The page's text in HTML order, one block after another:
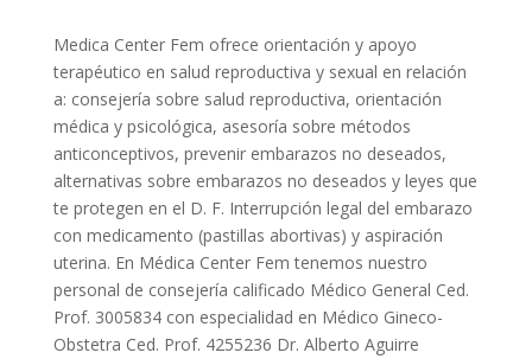
Medica Center Fem ofrece orientación y apoyo
terapéutico en salud reproductiva y sexual en relación
a: consejería sobre salud reproductiva, orientación
médica y psicológica, asesoría sobre métodos
anticonceptivos, prevenir embarazos no deseados,
alternativas sobre embarazos no deseados y leyes que
te protegen en el D. F. Interrupción legal del embarazo
con medicamento (pastillas abortivas) y aspiración
uterina. En Médica Center Fem tenemos nuestro
personal de consejería calificado Médico General Ced.
Prof. 3005834 con especialidad en Médico Gineco-
Obstetra Ced. Prof. 4255236 Dr. Alberto Aguirre